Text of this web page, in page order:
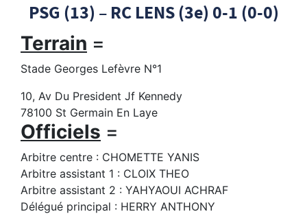
PSG (13) – RC LENS (3e) 0-1 (0-0)
Terrain =
Stade Georges Lefèvre N°1
10, Av Du President Jf Kennedy
78100 St Germain En Laye
Officiels =
Arbitre centre : CHOMETTE YANIS
Arbitre assistant 1 : CLOIX THEO
Arbitre assistant 2 : YAHYAOUI ACHRAF
Délégué principal : HERRY ANTHONY